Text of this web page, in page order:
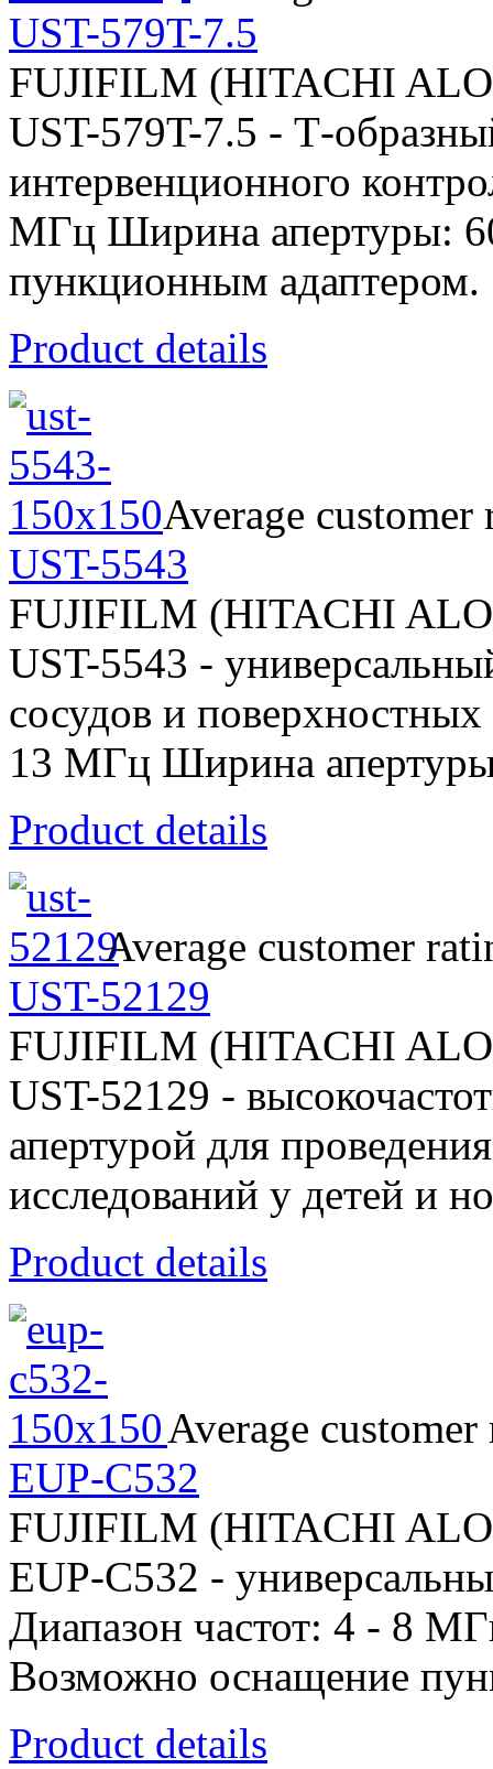
UST-579T-7.5
FUJIFILM (HITACHI
UST-579T-7.5 - Т-
интервенционного
МГц Ширина апертуры:
пункционным адаптером.
Product details
Average customer
UST-5543
FUJIFILM (HITACHI
UST-5543 -
сосудов и
13 МГц Ширина
Product details
Average customer
UST-52129
FUJIFILM (HITACHI
UST-52129 -
апертурой для
исследований у детей и
Product details
Average
EUP-C532
FUJIFILM (HITACHI
EUP-C532 -
Диапазон частот: 4 - 8
Возможно оснащение
Product details